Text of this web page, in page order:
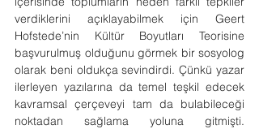
verdiklerini açıklayabilmek için Geert
Hofstede’nin Kültür Boyutları Teorisine
başvurulmuş olduğunu görmek bir sosyolog
olarak beni oldukça sevindirdi. Çünkü yazar
ilerleyen yazılarına da temel teşkil edecek
kavramsal çerçeveyi tam da bulabileceği
noktadan sağlama yoluna gitmişti.